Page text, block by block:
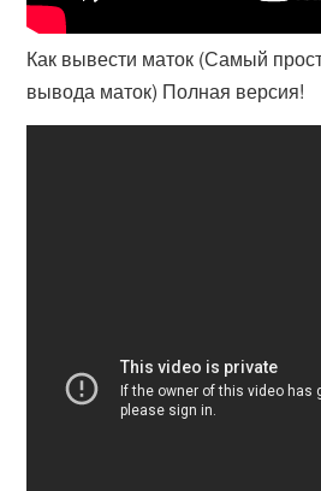
Как вывести маток (Самый
вывода маток) Полная версия!